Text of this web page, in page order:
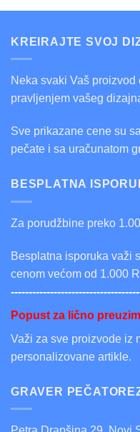
KREIRAJTE SVOJ
Neka svaki Vaš
pravljenjem vašeg
Sve prikazane cene su
pečate i sa uračunatom
BESPLATNA
Za porudžbine preko
Besplatna isporuka važi
cenom većom od 1.000
Popust za lično
Važi za sve proizvode iz
personalizovane artikle.
GRAVER